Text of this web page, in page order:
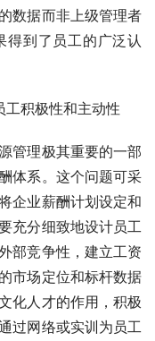
数据而非上级管理者
得到了员工的广泛认
积极性和主动性
理极其重要的一部
体系。这个问题可采
企业薪酬计划设定和
充分细致地设计员工
部竞争性，建立工资
市场定位和标杆数据
化人才的作用，积极
过网络或实训为员工